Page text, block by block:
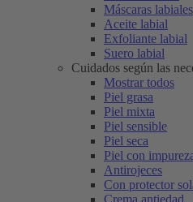
Máscaras labiales
Aceite labial
Exfoliante labial
Suero labial
Cuidados según las
Mostrar todos
Piel grasa
Piel mixta
Piel sensible
Piel seca
Piel con
Antirojeces
Con protector
Crema antiedad